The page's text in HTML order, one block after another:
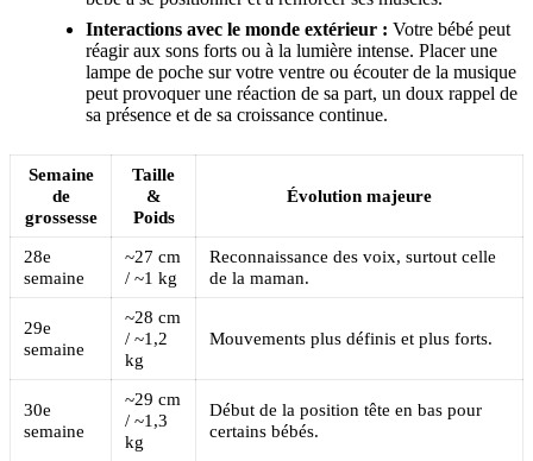
Interactions avec le monde extérieur : Votre bébé peut
réagir aux sons forts ou à la lumière intense. Placer une
lampe de poche sur votre ventre ou écouter de la musique
peut provoquer une réaction de sa part, un doux rappel de
sa présence et de sa croissance continue.
Semaine
de
grossesse
Taille
&
Poids
Évolution majeure
28e
semaine
~27 cm
/ ~1 kg
Reconnaissance des voix, surtout celle
de la maman.
29e
semaine
~28 cm
/ ~1,2
kg
Mouvements plus définis et plus forts.
30e
semaine
~29 cm
/ ~1,3
kg
Début de la position tête en bas pour
certains bébés.